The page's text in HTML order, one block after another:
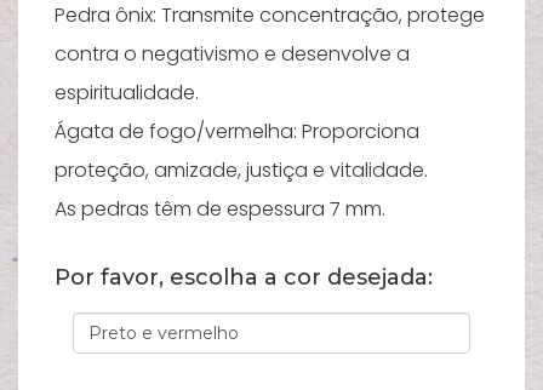
Pedra ônix: Transmite concentração, protege
contra o negativismo e desenvolve a
espiritualidade.
Ágata de fogo/vermelha: Proporciona
proteção, amizade, justiça e vitalidade.
As pedras têm de espessura 7 mm.
Por favor, escolha a cor desejada: